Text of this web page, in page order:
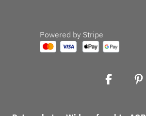
Powered by Stripe